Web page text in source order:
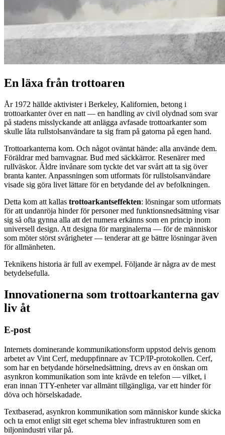
En läxa från trottoaren
År 1972 hällde aktivister i Berkeley, Kalifornien, betong i
trottoarkanter över en natt — en handling av civil olydnad som svar
på stadens misslyckande att anlägga avfasade trottoarkanter som
skulle låta rullstolsanvändare ta sig fram på gatorna på egen hand.
Trottoarkanterna kom. Och något oväntat hände: alla använde dem.
Föräldrar med barnvagnar. Bud med säckkärror. Resenärer med
rullväskor. Äldre invånare som tyckte det var svårt att ta sig över
branta kanter. Anpassningen som utformats för rullstolsanvändare
visade sig göra livet lättare för en betydande del av befolkningen.
Detta kom att kallas trottoarkantseffekten: lösningar som utformats
för att undanröja hinder för personer med funktionsnedsättning visar
sig så ofta gynna alla att det numera erkänns som en princip inom
universell design. Att designa för marginalerna — för de människor
som möter störst svårigheter — tenderar att ge bättre lösningar även
för allmänheten.
Teknikens historia är full av exempel. Följande är några av de mest
betydelsefulla.
Innovationerna som trottoarkanterna gav
liv åt
E-post
Internets dominerande kommunikationsform uppstod delvis genom
arbetet av Vint Cerf, meduppfinnare av TCP/IP-protokollen. Cerf,
som har en betydande hörselnedsättning, drevs av en önskan om
asynkron kommunikation som inte krävde en telefon — vilket, i
eran innan TTY-enheter var allmänt tillgängliga, var ett hinder för
döva och hörselskadade.
Textbaserad, asynkron kommunikation som människor kunde skicka
och ta emot enligt sitt eget schema blev infrastrukturen som en
biljonindustri vilar på.